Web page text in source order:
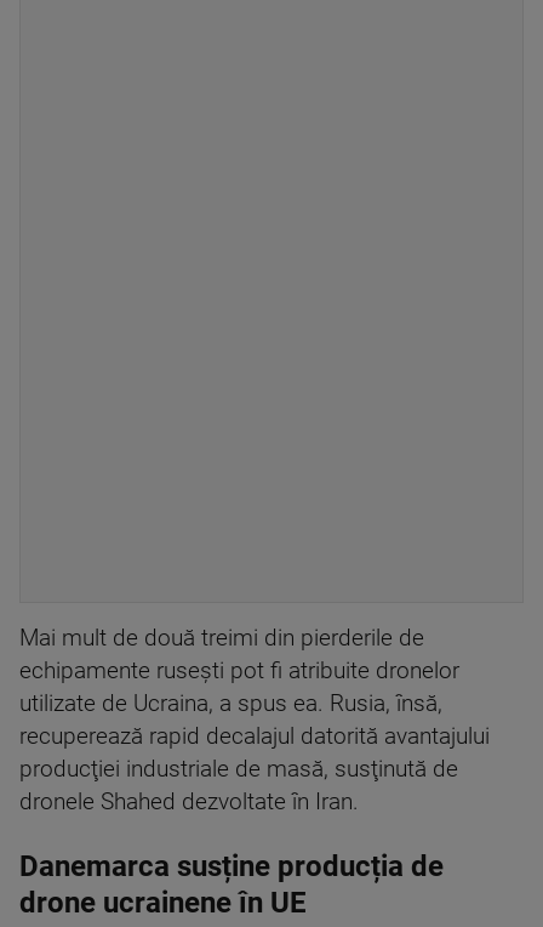
Mai mult de două treimi din pierderile de
echipamente ruseşti pot fi atribuite dronelor
utilizate de Ucraina, a spus ea. Rusia, însă,
recuperează rapid decalajul datorită avantajului
producţiei industriale de masă, susţinută de
dronele Shahed dezvoltate în Iran.
Danemarca susține producția de
drone ucrainene în UE